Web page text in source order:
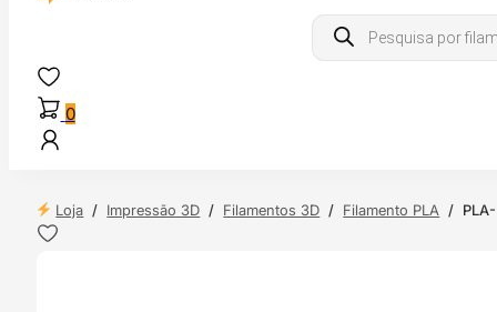
Products
search
0
Loja / Impressão 3D / Filamentos 3D / Filamento PLA /